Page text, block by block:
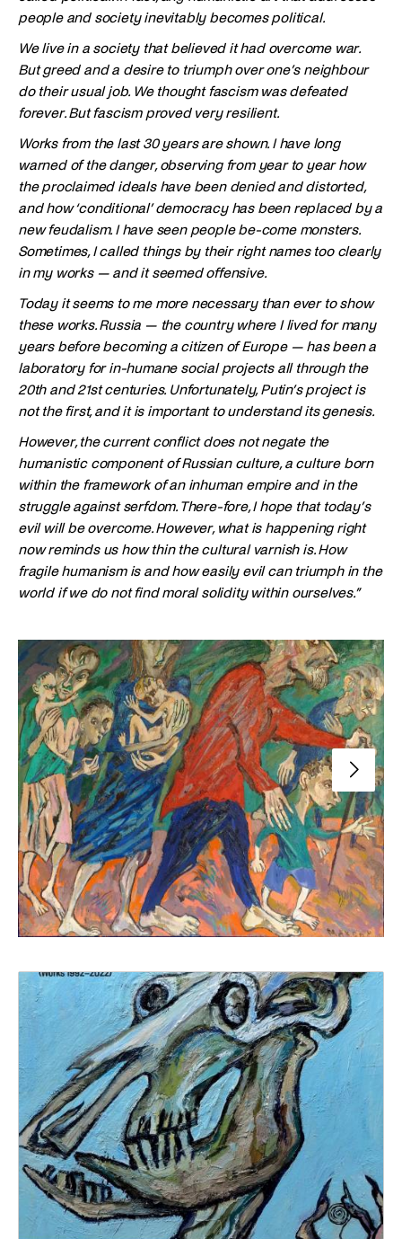
people and society inevitably becomes political.
We live in a society that believed it had overcome war.
But greed and a desire to triumph over one’s neighbour
do their usual job. We thought fascism was defeated
forever. But fascism proved very resilient.
Works from the last 30 years are shown. I have long
warned of the danger, observing from year to year how
the proclaimed ideals have been denied and distorted,
and how ‘conditional’ democracy has been replaced by a
new feudalism. I have seen people be-come monsters.
Sometimes, I called things by their right names too clearly
in my works — and it seemed offensive.
Today it seems to me more necessary than ever to show
these works. Russia — the country where I lived for many
years before becoming a citizen of Europe — has been a
laboratory for in-humane social projects all through the
20th and 21st centuries. Unfortunately, Putin’s project is
not the first, and it is important to understand its genesis.
However, the current conflict does not negate the
humanistic component of Russian culture, a culture born
within the framework of an inhuman empire and in the
struggle against serfdom. There-fore, I hope that today’s
evil will be overcome. However, what is happening right
now reminds us how thin the cultural varnish is. How
fragile humanism is and how easily evil can triumph in the
world if we do not find moral solidity within ourselves.”
Nächste